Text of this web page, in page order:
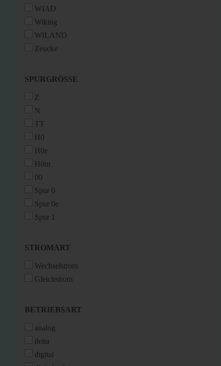
WIAD
Wiking
WILAND
Zeucke
SPURGRÖSSE
SPURGRÖSSE
Z
N
TT
H0
H0e
H0m
00
Spur 0
Spur 0e
Spur 1
STROMART
STROMART
Wechselstrom
Gleichstrom
BETRIEBSART
BETRIEBSART
analog
delta
digital